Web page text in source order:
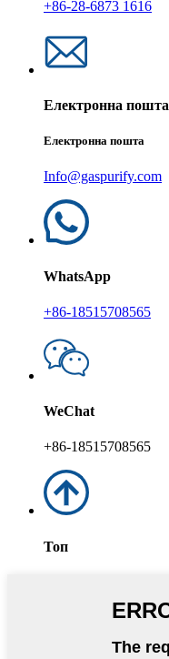
+86-28-6873 1616
Електронна пошта
Електронна пошта
Info@gaspurify.com
WhatsApp
+86-18515708565
WeChat
+86-18515708565
Топ